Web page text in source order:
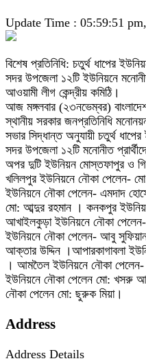
Update Time : 05:59:51
বিশেষ প্রতিনিধি: চতুর্থ ধাপের
সদর উপজেলা ১২টি ইউনিয়নে
আওয়ামী লীগ কেন্দ্রীয় কমিঠি।
আজ মঙ্গলবার (২৩নভেম্বর)
স্থানীয় সরকার জনপ্রতিনিধি
সভার সিদ্ধান্ত অনুযায়ী চতুর্থ ধাপের
সদর উপজেলা ১২টি মনোনীত
অপর দুটি ইউনিয়ন মোস্তফাপুর ও
খলিলপুর ইউনিয়নে নৌকা পেলেন-
ইউনিয়নে নৌকা পেলেন- এমদাদ
মো: আব্দুর রহমান । কনকপুর
আখাইলকুড়া ইউনিয়নে নৌকা
ইউনিয়নে নৌকা পেলেন- আবু
আক্তার উদ্দিন ।আপারকাগাবলা
। আমতৈল ইউনিয়নে নৌকা
ইউনিয়নে নৌকা পেলেন মো: খসরু
নৌকা পেলেন মো: ছুরুক মিয়া।
Address
Address Details